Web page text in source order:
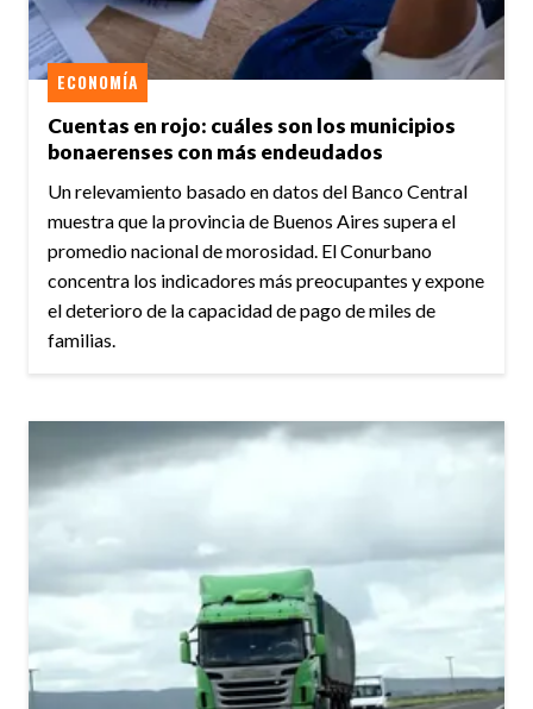
Cuentas en rojo: cuáles son los municipios
bonaerenses con más endeudados
ECONOMÍA
Un relevamiento basado en datos del Banco Central
muestra que la provincia de Buenos Aires supera el
promedio nacional de morosidad. El Conurbano
concentra los indicadores más preocupantes y expone
el deterioro de la capacidad de pago de miles de
familias.